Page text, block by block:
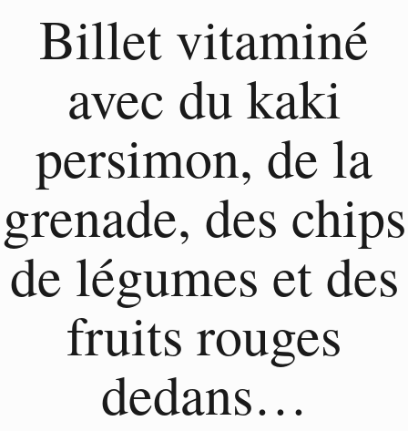
Billet vitaminé
avec du kaki
persimon, de la
grenade, des chips
de légumes et des
fruits rouges
dedans…